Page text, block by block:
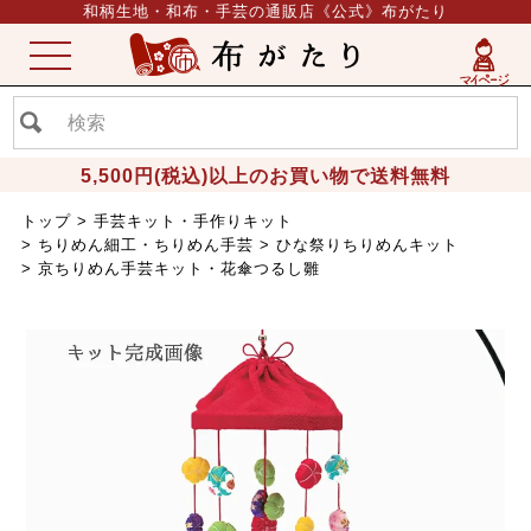
和柄生地・和布・手芸の通販店《公式》布がたり
5,500円(税込)以上のお買い物で送料無料
ME
NU
トップ
手芸キット・手作りキット
ちりめん細工・ちりめん手芸
ひな祭りちりめんキット
京ちりめん手芸キット・花傘つるし雛